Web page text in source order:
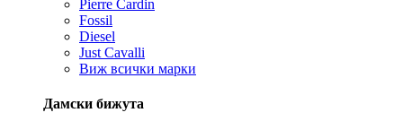
Pierre Cardin
Fossil
Diesel
Just Cavalli
Виж всички марки
Дамски бижута